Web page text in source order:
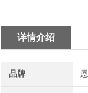
详情介绍
品牌